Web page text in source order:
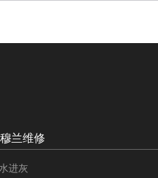
兰维修
进灰